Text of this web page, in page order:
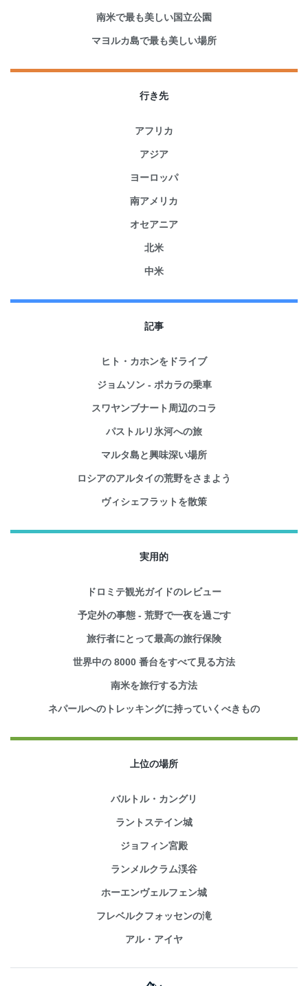
南米で最も美しい国立公園
マヨルカ島で最も美しい場所
行き先
アフリカ
アジア
ヨーロッパ
南アメリカ
オセアニア
北米
中米
記事
ヒト・カホンをドライブ
ジョムソン - ポカラの乗車
スワヤンブナート周辺のコラ
パストルリ氷河への旅
マルタ島と興味深い場所
ロシアのアルタイの荒野をさまよう
ヴィシェフラットを散策
実用的
ドロミテ観光ガイドのレビュー
予定外の事態 - 荒野で一夜を過ごす
旅行者にとって最高の旅行保険
世界中の 8000 番台をすべて見る方法
南米を旅行する方法
ネパールへのトレッキングに持っていくべきもの
上位の場所
バルトル・カングリ
ラントステイン城
ジョフィン宮殿
ランメルクラム渓谷
ホーエンヴェルフェン城
フレベルクフォッセンの滝
アル・アイヤ